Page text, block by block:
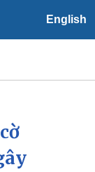
English
tiết